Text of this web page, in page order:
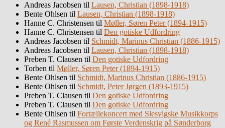
Andreas Jacobsen til Lausen, Christian (1898-1918)
Bente Ohlsen til Lausen, Christian (1898-1918)
Hanne C. Christensen til Møller, Søren Peter (1894-1915)
Hanne C. Christensen til Den gotiske Udfordring
Andreas Jacobsen til Schmidt, Marinus Christian (1886-1915)
Andreas Jacobsen til Lausen, Christian (1898-1918)
Preben T. Clausen til Den gotiske Udfordring
Torben til Møller, Søren Peter (1894-1915)
Bente Ohlsen til Schmidt, Marinus Christian (1886-1915)
Bente Ohlsen til Schmidt, Peter Jørgen (1893-1915)
Preben T. Clausen til Den gotiske Udfordring
Preben T. Clausen til Den gotiske Udfordring
Bente Ohlsen til Fortællekoncert med Slesvigske Musikkorps
og René Rasmussen om Første Verdenskrig på Sønderborg